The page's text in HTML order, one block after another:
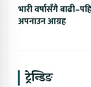
भारी वर्षासँगै
अपनाउन आग्रह
ट्रेन्डिङ